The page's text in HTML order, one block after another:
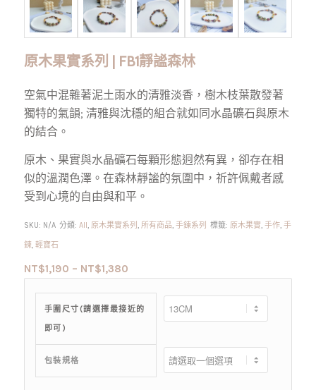
原木果實系列 | FB1靜謐森林
空氣中混雜著泥土雨水的清雅淡香，樹木枝葉散發著
獨特的氣韻; 清雅與沈穩的組合就如同水晶礦石與原木
的結合。
原木、果實與水晶礦石每顆形態迥然有異，卻存在相
似的溫潤色澤。在森林靜謐的氛圍中，祈許佩戴者感
受到心境的自由與和平。
SKU: N/A 分類: All , 原木果實系列 , 所有商品, 手鍊系列 標籤: 原木果實, 手作, 手
鍊, 輕寶石
NT$1,190 – NT$1,380
手圍尺寸(請選擇最接近的
即可)
包裝規格